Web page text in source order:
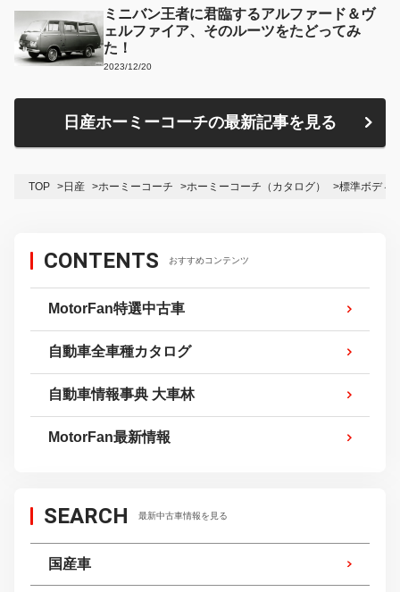
ミニバン王者に君臨するアルファード＆ヴ
ェルファイア、そのルーツをたどってみ
た！
2023/12/20
日産ホーミーコーチの最新記事を見る
TOP 日産 ホーミーコーチ ホーミーコーチ（カタログ） 標準ボディ
CONTENTS おすすめコンテンツ
MotorFan特選中古車
自動車全車種カタログ
自動車情報事典 大車林
MotorFan最新情報
SEARCH 最新中古車情報を見る
国産車